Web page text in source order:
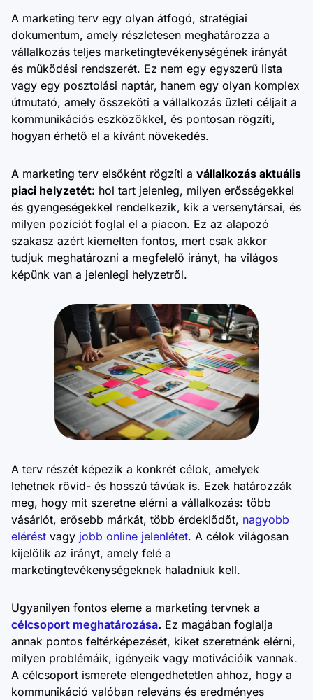
A marketing terv egy olyan átfogó, stratégiai
dokumentum, amely részletesen meghatározza a
vállalkozás teljes marketingtevékenységének irányát
és működési rendszerét. Ez nem egy egyszerű lista
vagy egy posztolási naptár, hanem egy olyan komplex
útmutató, amely összeköti a vállalkozás üzleti céljait a
kommunikációs eszközökkel, és pontosan rögzíti,
hogyan érhető el a kívánt növekedés.
A marketing terv elsőként rögzíti a vállalkozás aktuális
piaci helyzetét: hol tart jelenleg, milyen erősségekkel
és gyengeségekkel rendelkezik, kik a versenytársai, és
milyen pozíciót foglal el a piacon. Ez az alapozó
szakasz azért kiemelten fontos, mert csak akkor
tudjuk meghatározni a megfelelő irányt, ha világos
képünk van a jelenlegi helyzetről.
A terv részét képezik a konkrét célok, amelyek
lehetnek rövid- és hosszú távúak is. Ezek határozzák
meg, hogy mit szeretne elérni a vállalkozás: több
vásárlót, erősebb márkát, több érdeklődőt, nagyobb
elérést vagy jobb online jelenlétet. A célok világosan
kijelölik az irányt, amely felé a
marketingtevékenységeknek haladniuk kell.
Ugyanilyen fontos eleme a marketing tervnek a
célcsoport meghatározása. Ez magában foglalja
annak pontos feltérképezését, kiket szeretnénk elérni,
milyen problémáik, igényeik vagy motivációik vannak.
A célcsoport ismerete elengedhetetlen ahhoz, hogy a
kommunikáció valóban releváns és eredményes